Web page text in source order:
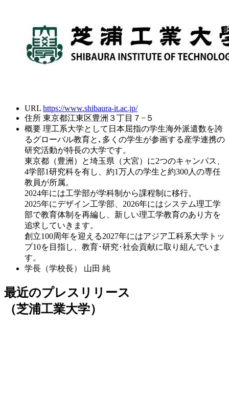
URL https://www.shibaura-it.ac.jp/
住所 東京都江東区豊洲３丁目７−５
概要 理工系大学として日本屈指の学生海外派遣数を誇
るグローバル教育と､多くの学生が参画する産学連携の
研究活動が特長の大学です。
東京都（豊洲）と埼玉県（大宮）に2つのキャンパス、
4学部1研究科を有し、約1万人の学生と約300人の専任
教員が所属。
2024年には工学部が学科制から課程制に移行。
2025年にデザイン工学部、2026年にはシステム理工学
部で教育体制を再編し、新しい理工学教育のあり方を
追求していきます。
創立100周年を迎える2027年にはアジア工科系大学トッ
プ10を目指し、教育･研究･社会貢献に取り組んでいま
す。
学長（学校長）
山田 純
最近のプレスリリース
（芝浦工業大学）